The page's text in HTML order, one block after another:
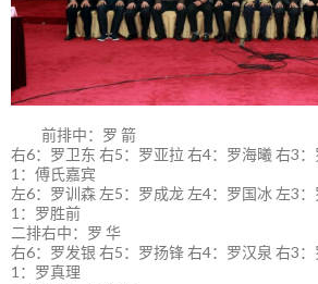
前排中：罗 箭
右6：罗卫东 右5：罗亚拉 右4：罗海曦 右3
1：傅氏嘉宾
左6：罗训森 左5：罗成龙 左4：罗国冰 左3
1：罗胜前
二排右中：罗 华
右6：罗发银 右5：罗扬锋 右4：罗汉泉 右3
1：罗真理